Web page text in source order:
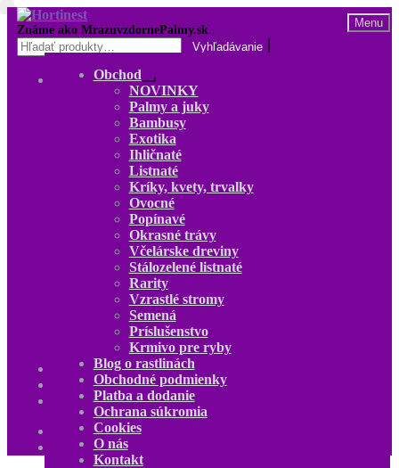
Preskočiť
na
navigáciu
Preskočiť
na
obsah
Hľadať:
Menu
Obchod
NOVINKY
Palmy a juky
Bambusy
Exotika
Ihličnaté
Listnaté
Kríky, kvety, trvalky
Ovocné
Popínavé
Okrasné trávy
Včelárske dreviny
Stálozelené listnaté
Rarity
Vzrastlé stromy
Semená
Príslušenstvo
Krmivo pre ryby
Blog o rastlinách
O nás
Kontakt
Obchod
Rozbaliť
podradené
menu
NOVINKY
Palmy a juky
Bambusy
Exotika
Ihličnaté
Listnaté
Kríky, kvety, trvalky
Ovocné
Popínavé
Okrasné trávy
Včelárske dreviny
Stálozelené listnaté
Rarity
Vzrastlé stromy
Semená
Príslušenstvo
Krmivo pre ryby
Blog o rastlinách
Obchodné podmienky
Platba a dodanie
Ochrana súkromia
Cookies
O nás
Kontakt
€ 0 produktov